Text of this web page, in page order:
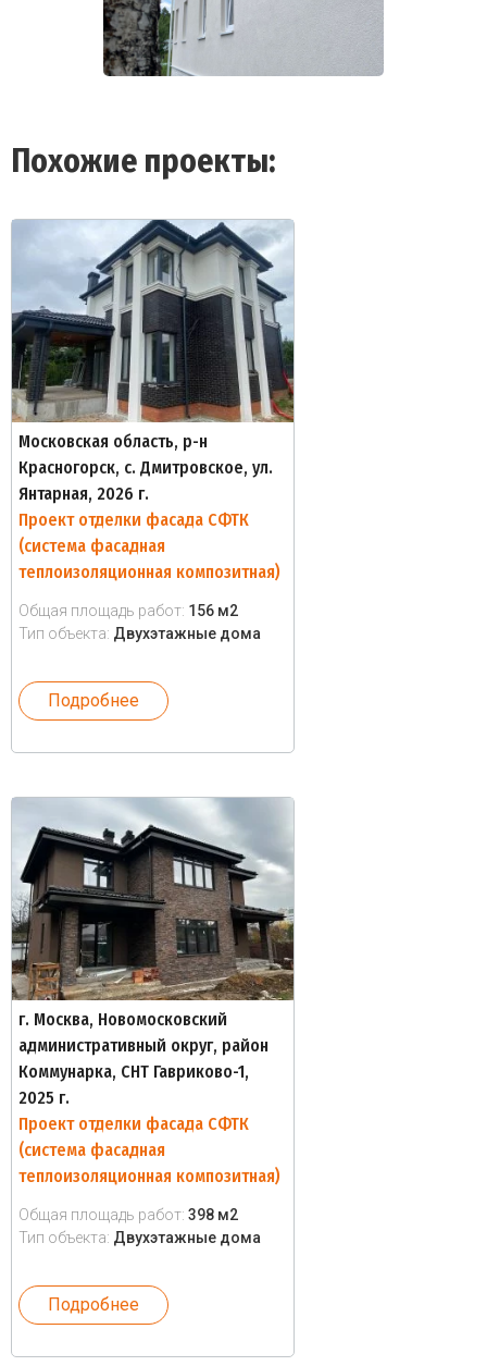
Похожие проекты:
Московская область, р-н
Красногорск, с. Дмитровское, ул.
Янтарная, 2026 г.
Проект отделки фасада СФТК
(система фасадная
теплоизоляционная композитная)
Общая площадь работ: 156 м2
Тип объекта: Двухэтажные дома
Подробнее
г. Москва, Новомосковский
административный округ, район
Коммунарка, СНТ Гавриково-1,
2025 г.
Проект отделки фасада СФТК
(система фасадная
теплоизоляционная композитная)
Общая площадь работ: 398 м2
Тип объекта: Двухэтажные дома
Подробнее